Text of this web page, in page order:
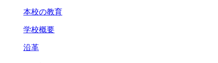
本校の教育
学校概要
沿革